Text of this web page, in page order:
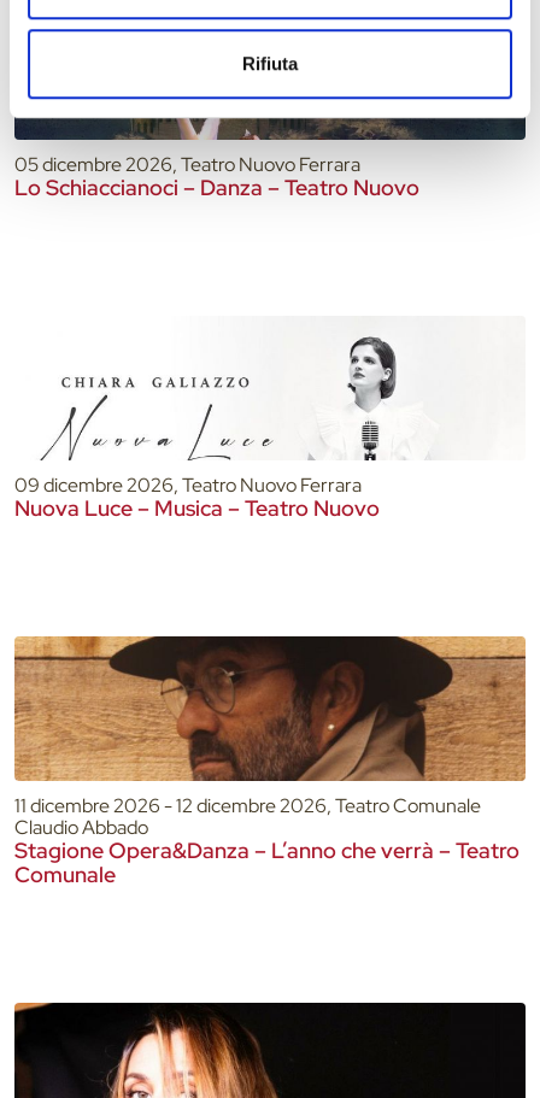
Rifiuta
05 dicembre 2026, Teatro Nuovo Ferrara
Lo Schiaccianoci – Danza – Teatro Nuovo
09 dicembre 2026, Teatro Nuovo Ferrara
Nuova Luce – Musica – Teatro Nuovo
11 dicembre 2026 - 12 dicembre 2026, Teatro Comunale
Claudio Abbado
Stagione Opera&Danza – L’anno che verrà – Teatro
Comunale